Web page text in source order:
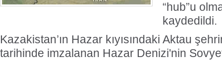
“hub”u
kaydedildi.
Kazakistan’ın Hazar kıyısındaki Aktau
tarihinde imzalanan Hazar Denizi'nin